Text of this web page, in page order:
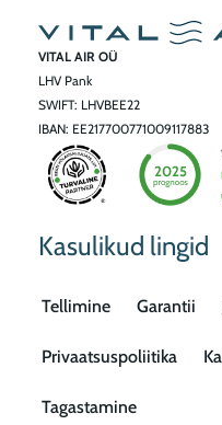
VITAL AIR OÜ
LHV Pank
SWIFT: LHVBEE22
IBAN: EE217700771009117883
Kasulikud lingid
Tellimine Garantii
Privaatsuspoliitika
Tagastamine